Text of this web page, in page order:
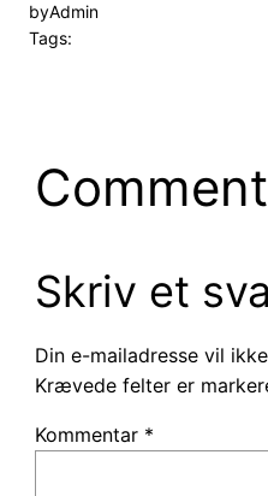
byAdmin
Tags:
Skriv et
Din e-mailadresse vil
Krævede felter er
Kommentar *